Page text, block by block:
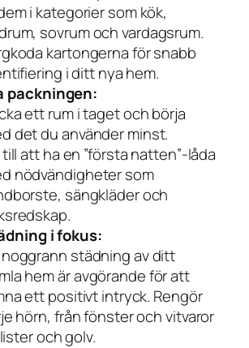
i kategorier som kök,
sovrum och vardagsrum.
kartongerna för snabb
i ditt nya hem.
packningen:
ett rum i taget och börja
det du använder minst.
att ha en ”första natten”-låda
nödvändigheter som
sängkläder och
i fokus:
noggrann städning av ditt
hem är avgörande för att
ett positivt intryck. Rengör
hörn, från fönster och vitvaror
och golv.